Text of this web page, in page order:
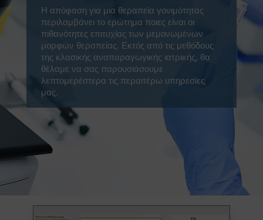
Η απόφαση για μια θεραπεία γονιμότητας
περιλαμβάνει το ερώτημα ποιες είναι οι
πιθανότητες επιτυχίας των μεμονωμένων
μορφών θεραπείας. Εκτός από τις μεθόδους
της κλασικής αναπαραγωγικής ιατρικής, θα
θέλαμε να σας παρουσιάσουμε
λεπτομερέστερα τις περαιτέρω υπηρεσίες
μας.​